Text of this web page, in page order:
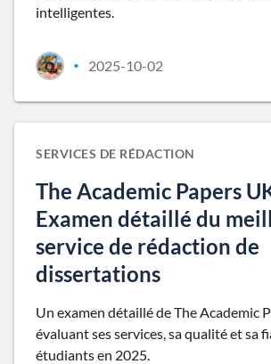
intelligentes.
• 2025-10-02
SERVICES DE RÉDACTION
The Academic Papers
Examen détaillé du
service de rédaction de
dissertations
Un examen détaillé de The Academic
évaluant ses services, sa qualité et sa
étudiants en 2025.